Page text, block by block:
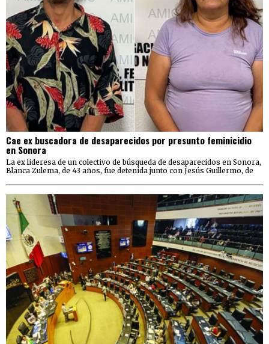
Cae ex buscadora de desaparecidos por presunto feminicidio
en Sonora
La ex lideresa de un colectivo de búsqueda de desaparecidos en Sonora,
Blanca Zulema, de 43 años, fue detenida junto con Jesús Guillermo, de